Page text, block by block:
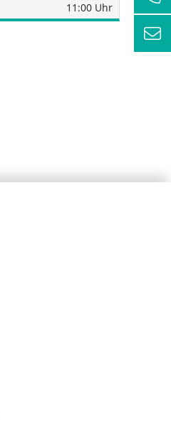
11:00 Uhr